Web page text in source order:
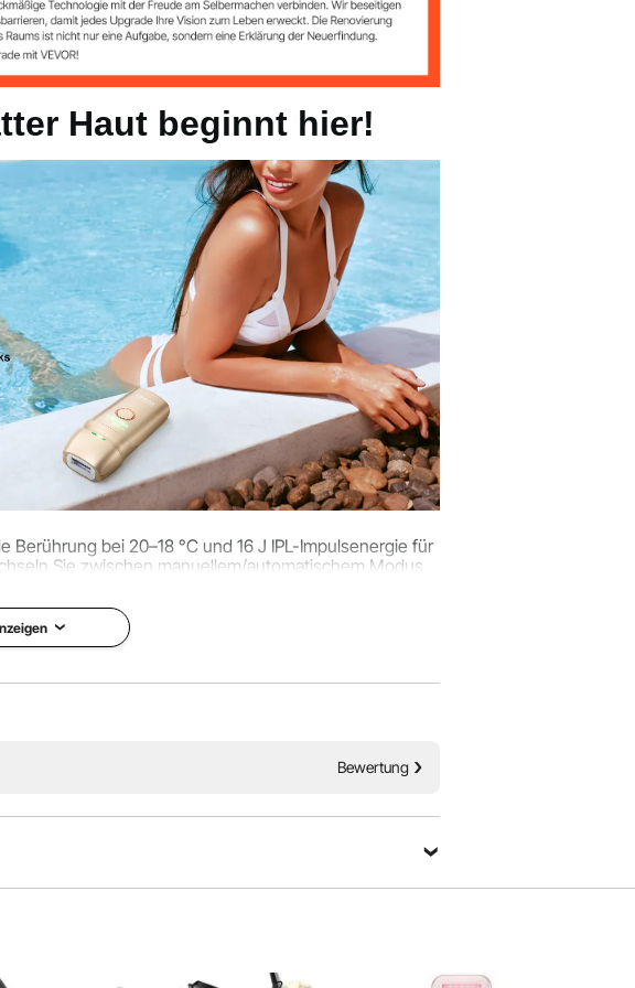
(6,7 x 3,0 x 2,0 Zoll)
Haut beginnt hier!
Berührung bei 20–18 °C und 16 J IPL-Impulsenergie für
Sie zwischen manuellem/automatischem Modus
für Frauen und Männer mit einer unglaublichen Energie
Bewertung